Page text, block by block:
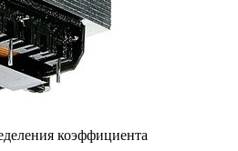
коэффициента